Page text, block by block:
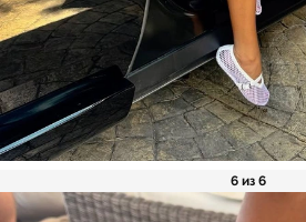
6 из 6